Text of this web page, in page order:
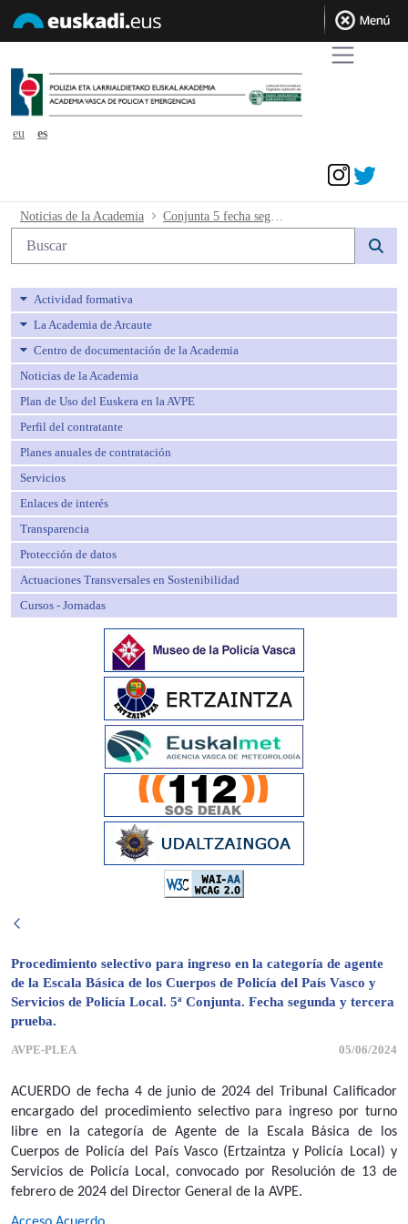
eu
es
Conjunta 5 fecha segunda y tercera
Noticias de la Academia
Búsqueda web
Actividad formativa
La Academia de Arcaute
Centro de documentación de la Academia
Noticias de la Academia
Plan de Uso del Euskera en la AVPE
Perfil del contratante
Planes anuales de contratación
Servicios
Enlaces de interés
Transparencia
Protección de datos
Actuaciones Transversales en Sostenibilidad
Cursos - Jornadas
Procedimiento selectivo para ingreso en la categoría de agente
de la Escala Básica de los Cuerpos de Policía del País Vasco y
Servicios de Policía Local. 5ª Conjunta. Fecha segunda y tercera
prueba.
AVPE-PLEA 05/06/2024
ACUERDO de fecha 4 de junio de 2024 del Tribunal Calificador
encargado del procedimiento selectivo para ingreso por turno
libre en la categoría de Agente de la Escala Básica de los
Cuerpos de Policía del País Vasco (Ertzaintza y Policía Local) y
Servicios de Policía Local, convocado por Resolución de 13 de
febrero de 2024 del Director General de la AVPE.